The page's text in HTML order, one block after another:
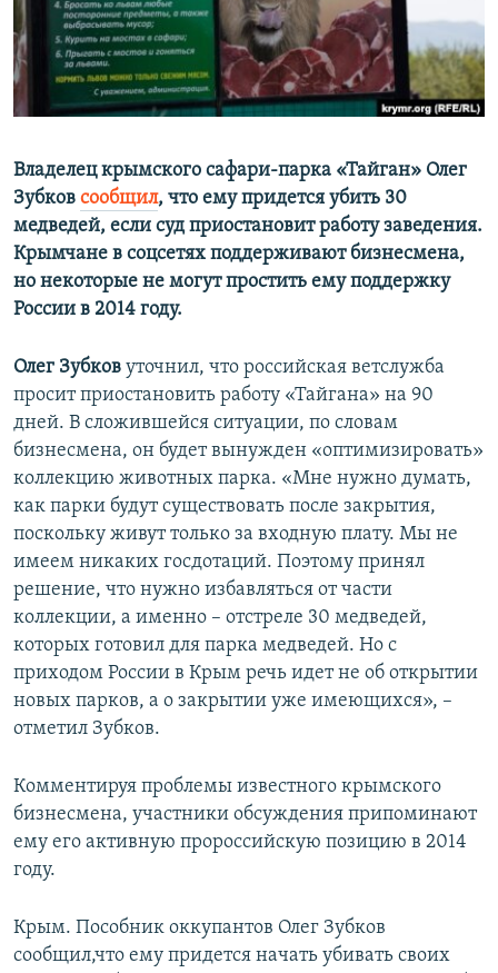
ПОБЕДИТЕЛЕЙ НЕ СУДЯТ?
КРЫМ.НЕПОКОРЕННЫЙ
ELIFBE
ПРИСОЕДИНЯЙТЕСЬ!
Все сайты RFE/RL
Владелец крымского сафари-парка «Тайган» Олег
Зубков сообщил, что ему придется убить 30
медведей, если суд приостановит работу заведения.
Крымчане в соцсетях поддерживают бизнесмена,
но некоторые не могут простить ему поддержку
России в 2014 году.
Олег Зубков уточнил, что российская ветслужба
просит приостановить работу «Тайгана» на 90
дней. В сложившейся ситуации, по словам
бизнесмена, он будет вынужден «оптимизировать»
коллекцию животных парка. «Мне нужно думать,
как парки будут существовать после закрытия,
поскольку живут только за входную плату. Мы не
имеем никаких госдотаций. Поэтому принял
решение, что нужно избавляться от части
коллекции, а именно – отстреле 30 медведей,
которых готовил для парка медведей. Но с
приходом России в Крым речь идет не об открытии
новых парков, а о закрытии уже имеющихся», –
отметил Зубков.
Комментируя проблемы известного крымского
бизнесмена, участники обсуждения припоминают
ему его активную пророссийскую позицию в 2014
году.
Крым. Пособник оккупантов Олег Зубков
сообщил,что ему придется начать убивать своих